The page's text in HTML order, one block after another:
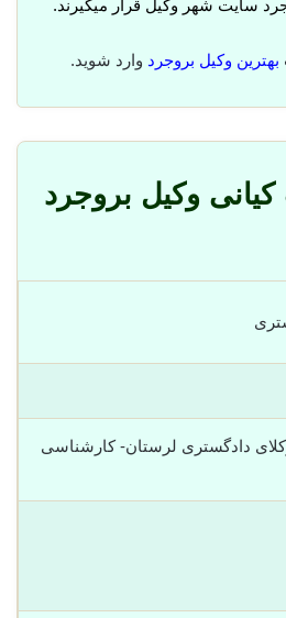
سایت شهر وکیل قرار میگیرند.
بهترین وکیل بروجرد وارد شوید.
وکیل بروجرد
دادگستری لرستان- کارشناسی